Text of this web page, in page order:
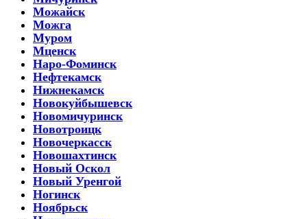
Можайск
Можга
Муром
Мценск
Наро-Фоминск
Нефтекамск
Нижнекамск
Новокуйбышевск
Новомичуринск
Новотроицк
Новочеркасск
Новошахтинск
Новый Оскол
Новый Уренгой
Ногинск
Ноябрьск